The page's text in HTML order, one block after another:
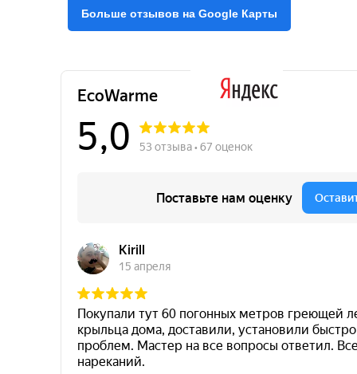
Больше отзывов на Google Карты